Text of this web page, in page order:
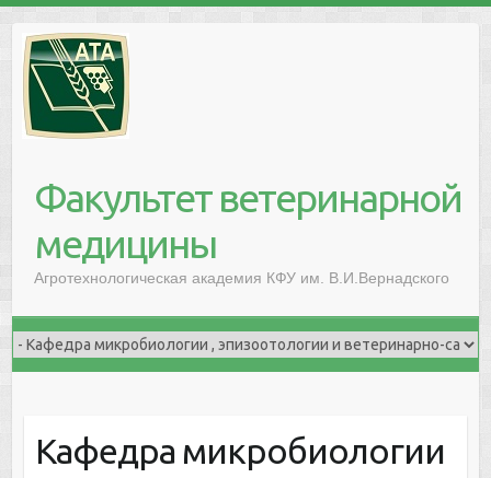
Факультет ветеринарной
медицины
Агротехнологическая академия КФУ им. В.И.Вернадского
Кафедра микробиологии